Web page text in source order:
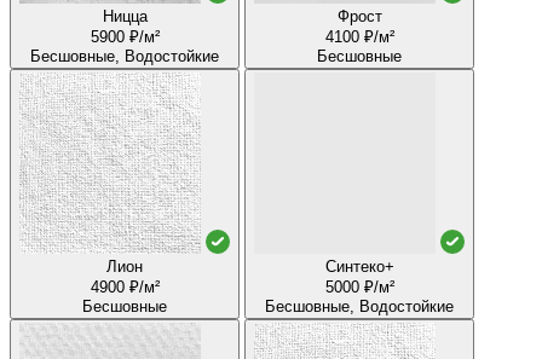
Ницца
5900 ₽/м²
Бесшовные, Водостойкие
Фрост
4100 ₽/м²
Бесшовные
Лион
4900 ₽/м²
Бесшовные
Синтеко+
5000 ₽/м²
Бесшовные, Водостойкие